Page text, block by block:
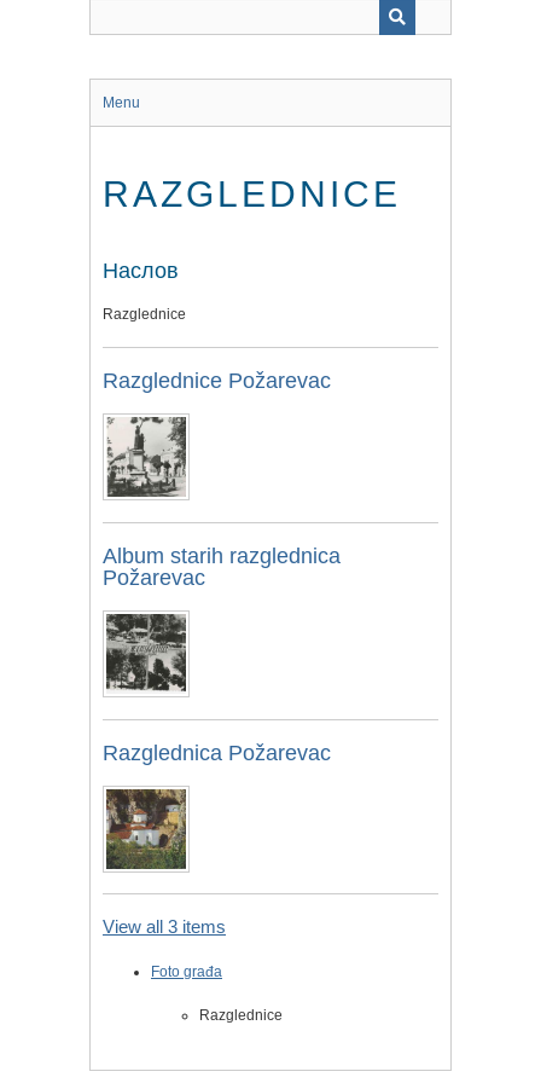
Menu
RAZGLEDNICE
Наслов
Razglednice
Razglednice Požarevac
Album starih razglednica
Požarevac
Razglednica Požarevac
View all 3 items
Foto građa
Razglednice